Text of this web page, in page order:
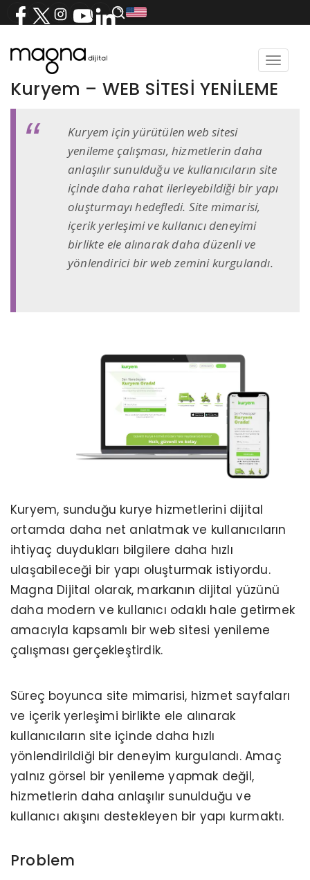
Toggle
Kuryem – WEB SİTESİ YENİLEME
Kuryem için yürütülen web sitesi
yenileme çalışması, hizmetlerin daha
anlaşılır sunulduğu ve kullanıcıların site
içinde daha rahat ilerleyebildiği bir yapı
oluşturmayı hedefledi. Site mimarisi,
içerik yerleşimi ve kullanıcı deneyimi
birlikte ele alınarak daha düzenli ve
yönlendirici bir web zemini kurgulandı.
Kuryem, sunduğu kurye hizmetlerini dijital
ortamda daha net anlatmak ve kullanıcıların
ihtiyaç duydukları bilgilere daha hızlı
ulaşabileceği bir yapı oluşturmak istiyordu.
Magna Dijital olarak, markanın dijital yüzünü
daha modern ve kullanıcı odaklı hale getirmek
amacıyla kapsamlı bir web sitesi yenileme
çalışması gerçekleştirdik.
Süreç boyunca site mimarisi, hizmet sayfaları
ve içerik yerleşimi birlikte ele alınarak
kullanıcıların site içinde daha hızlı
yönlendirildiği bir deneyim kurgulandı. Amaç
yalnız görsel bir yenileme yapmak değil,
hizmetlerin daha anlaşılır sunulduğu ve
kullanıcı akışını destekleyen bir yapı kurmaktı.
Problem